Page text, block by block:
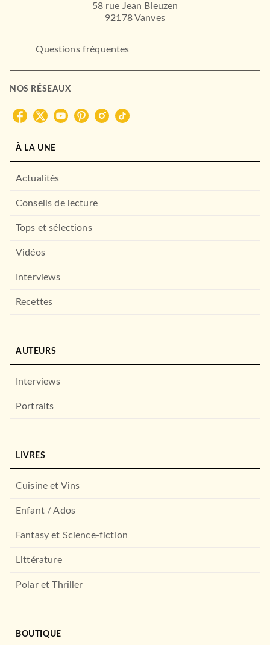
Les nouveaux Amants
07/11/2018
Yann Queffélec
LE LIVRE DE POCHE
58 rue Jean Bleuzen
92178 Vanves
Questions fréquentes
NOS RÉSEAUX
À LA UNE
Actualités
Conseils de lecture
Tops et sélections
Vidéos
Interviews
Recettes
AUTEURS
Interviews
Portraits
LIVRES
Cuisine et Vins
Enfant / Ados
Fantasy et Science-fiction
Littérature
Polar et Thriller
BOUTIQUE